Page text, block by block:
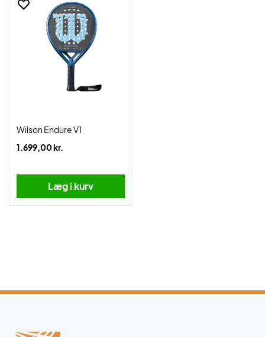
Wilson Endure V1
1.699,00 kr.
Læg i kurv